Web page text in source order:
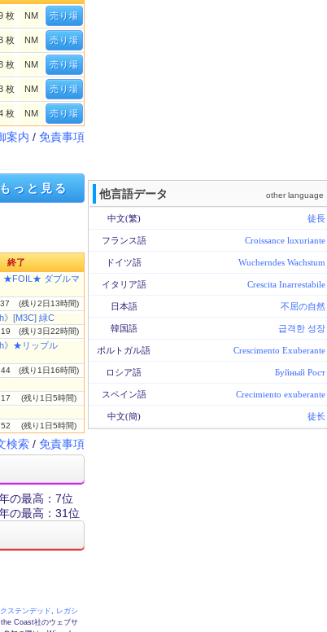
他言語データ other language
中文(繁) 徒長
フランス語 Croissance luxuriante
ドイツ語 Wucherndes Wachstum
イタリア語 Crescita Inarrestabile
日本語 不屈の自然
韓国語 급격한 성장
ポルトガル語 Crescimento Exuberante
ロシア語 Буйный Рост
スペイン語 Crecimiento exuberante
中文(簡) 徒长
枚 NM 売り場
枚 NM 売り場
枚 NM 売り場
枚 NM 売り場
枚 NM 売り場
案内 / 免責事項
もっと見る
終了
★FOIL★ ダブルマ
(残り2日13時間)
》[M3C] 緑C
(残り3日22時間)
》★リップル
(残り1日16時間)
(残り1日5時間)
(残り1日5時間)
検索 / 免責事項
の最高：7位
の最高：31位
ステンデッド, レガシ
Coast社のウェブサ